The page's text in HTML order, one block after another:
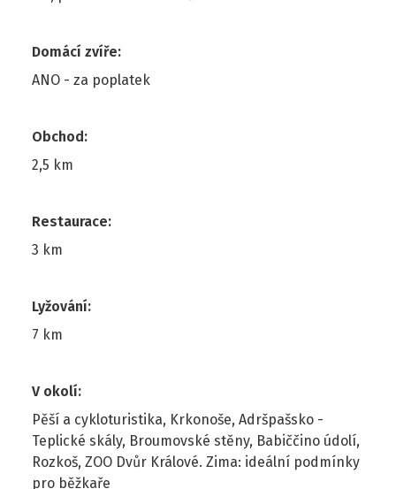
Domácí zvíře:
ANO - za poplatek
Obchod:
2,5 km
Restaurace:
3 km
Lyžování:
7 km
V okolí:
Pěší a cykloturistika, Krkonoše, Adršpašsko -
Teplické skály, Broumovské stěny, Babiččino údolí,
Rozkoš, ZOO Dvůr Králové. Zima: ideální podmínky
pro běžkaře